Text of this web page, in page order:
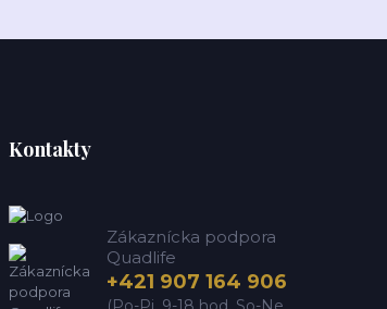
Kontakty
Zákaznícka podpora
Quadlife
+421 907 164 906